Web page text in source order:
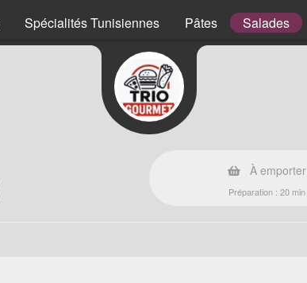
Spécialités Tunisiennes Pâtes Salades
À emporter
Préparation : 20 min